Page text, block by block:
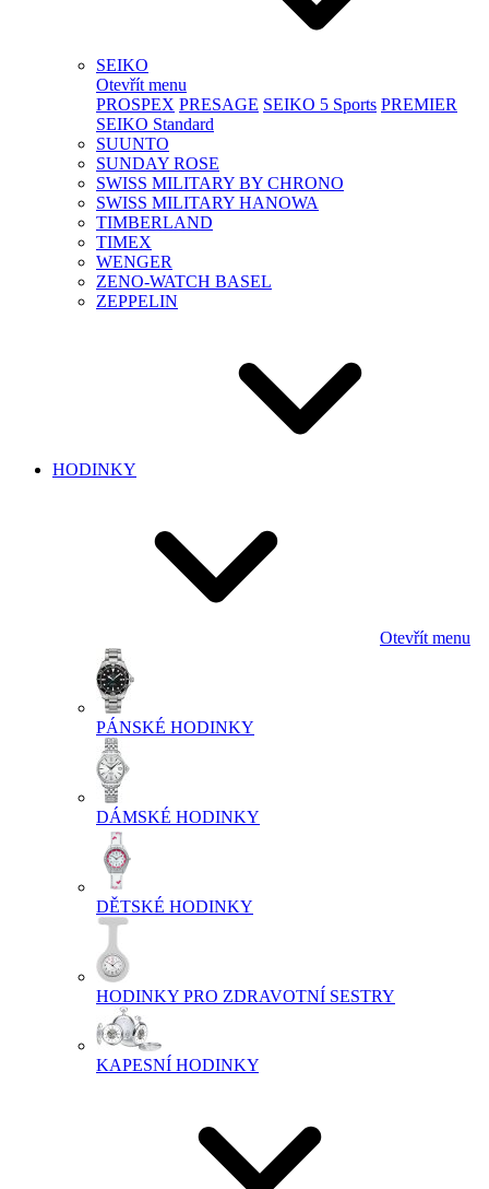
SEIKO
Otevřít menu
PROSPEX PRESAGE SEIKO 5 Sports PREMIER
SEIKO Standard
SUUNTO
SUNDAY ROSE
SWISS MILITARY BY CHRONO
SWISS MILITARY HANOWA
TIMBERLAND
TIMEX
WENGER
ZENO-WATCH BASEL
ZEPPELIN
HODINKY
Otevřít menu
PÁNSKÉ HODINKY
DÁMSKÉ HODINKY
DĚTSKÉ HODINKY
HODINKY PRO ZDRAVOTNÍ SESTRY
KAPESNÍ HODINKY